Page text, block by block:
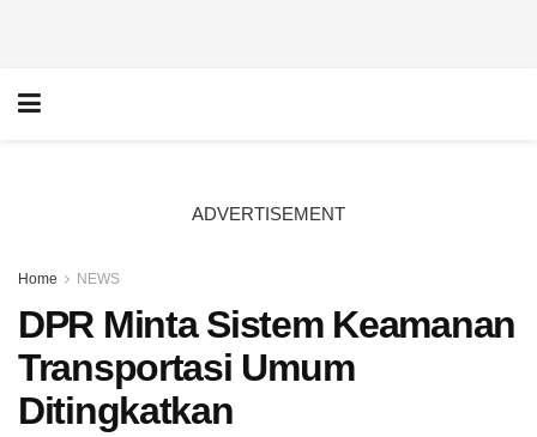
ADVERTISEMENT
Home NEWS
DPR Minta Sistem Keamanan
Transportasi Umum
Ditingkatkan